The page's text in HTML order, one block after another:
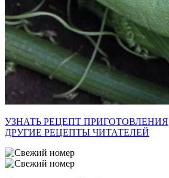
УЗНАТЬ РЕЦЕПТ ПРИГОТОВЛЕНИЯ
ДРУГИЕ РЕЦЕПТЫ ЧИТАТЕЛЕЙ